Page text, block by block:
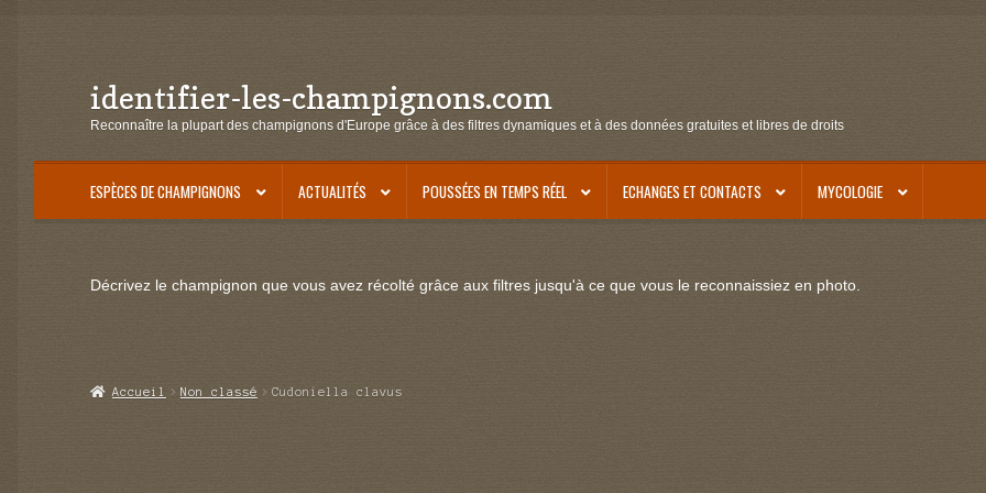
Aller
à
navigation
Aller
au
identifier-les-champignons.com
Reconnaître la plupart des champignons d'Europe grâce à des filtres dynamiques et à des données gratuites et libres de droits
ESPÈCES DE CHAMPIGNONS ACTUALITÉS POUSSÉES EN TEMPS RÉEL ECHANGES ET CONTACTS MYCOLOGIE
Décrivez le champignon que vous avez récolté grâce aux filtres jusqu'à ce que vous le reconnaissiez en photo.
Accueil Non classé Cudoniella clavus